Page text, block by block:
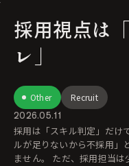
採用視点は
レ」
Other Recruit
2026.05.11
採用は「スキル判定」だけではない 採用活動をし
ルが足りないから不採用」
ません。 ただ、採用担当は少